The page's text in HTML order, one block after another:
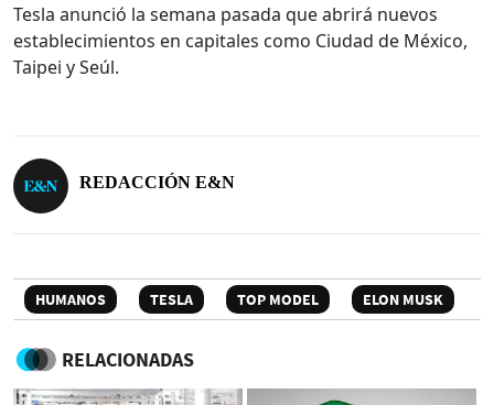
Tesla anunció la semana pasada que abrirá nuevos
establecimientos en capitales como Ciudad de México,
Taipei y Seúl.
REDACCIÓN E&N
HUMANOS TESLA TOP MODEL ELON MUSK
RELACIONADAS